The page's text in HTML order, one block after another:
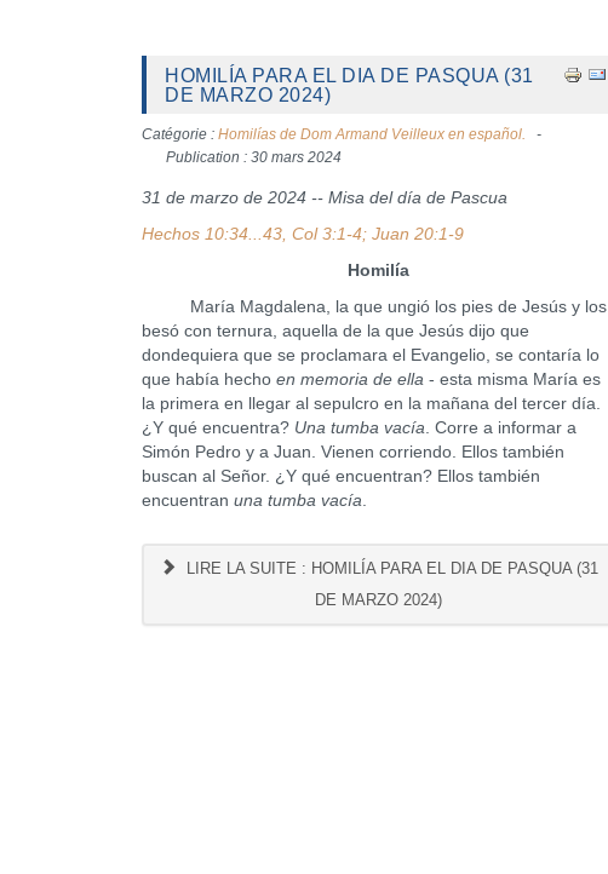
HOMILÍA PARA EL DIA DE PASQUA (31
DE MARZO 2024)
Catégorie : Homilías de Dom Armand Veilleux en español.
Publication : 30 mars 2024
31 de marzo de 2024 -- Misa del día de Pascua
Hechos 10:34...43, Col 3:1-4; Juan 20:1-9
Homilía
María Magdalena, la que ungió los pies de Jesús y los
besó con ternura, aquella de la que Jesús dijo que
dondequiera que se proclamara el Evangelio, se contaría lo
que había hecho en memoria de ella - esta misma María es
la primera en llegar al sepulcro en la mañana del tercer día.
¿Y qué encuentra? Una tumba vacía. Corre a informar a
Simón Pedro y a Juan. Vienen corriendo. Ellos también
buscan al Señor. ¿Y qué encuentran? Ellos también
encuentran una tumba vacía.
LIRE LA SUITE : HOMILÍA PARA EL DIA DE PASQUA (31
DE MARZO 2024)